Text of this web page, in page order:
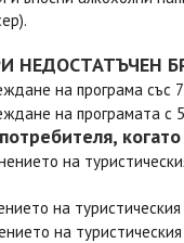
НЕДОСТАТЪЧЕН
на програма със
на програмата с
на
на
на